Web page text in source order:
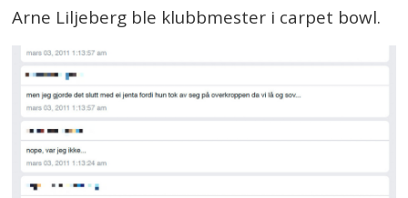
Arne Liljeberg ble klubbmester i carpet bowl.